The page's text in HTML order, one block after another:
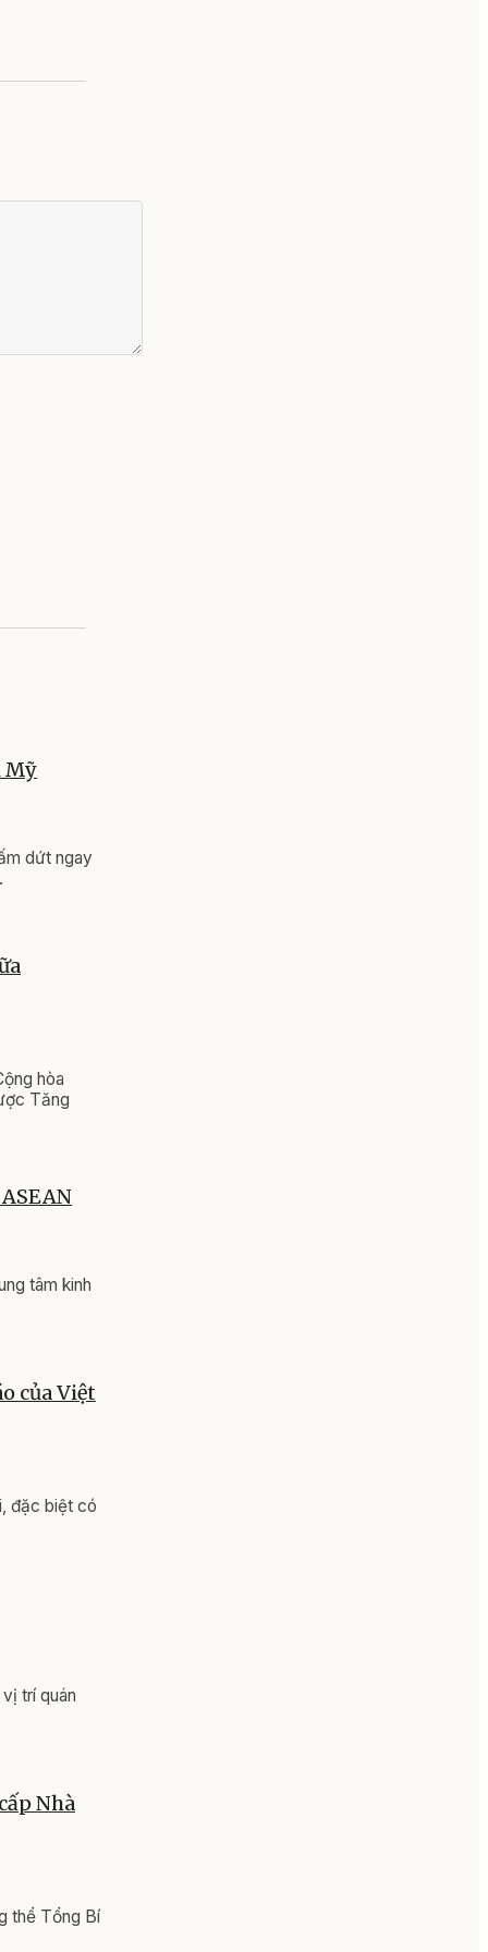
Mỹ
dứt ngay
hòa
Tăng
tâm kinh
của Việt
đặc biệt có
trí quán
Nhà
thể Tổng Bí